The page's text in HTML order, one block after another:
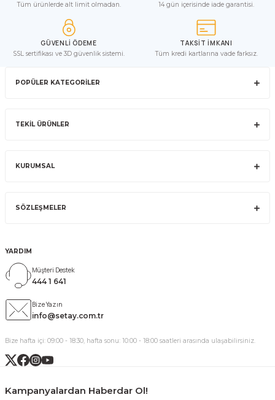
Tüm ürünlerde alt limit olmadan. 14 gün içerisinde iade garantisi.
GÜVENLİ ÖDEME
SSL sertifikası ve 3D güvenlik sistemi.
TAKSİT İMKANI
Tüm kredi kartlarına vade farksız.
POPÜLER KATEGORİLER
TEKİL ÜRÜNLER
KURUMSAL
SÖZLEŞMELER
YARDIM
Müşteri Destek
444 1 641
Bize Yazın
info@setay.com.tr
Bize hafta içi: 09:00 - 18:30, hafta sonu: 10:00 - 18:00 saatleri arasında ulaşabilirsiniz.
Kampanyalardan Haberdar Ol!